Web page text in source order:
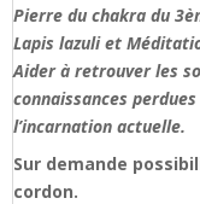
Pierre du chakra du
Lapis lazuli et
Aider à retrouver les
connaissances
l’incarnation actuelle.
Sur demande
cordon.